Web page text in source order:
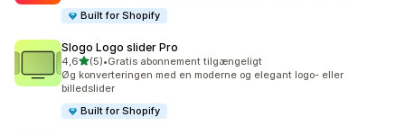
Built for Shopify
Slogo Logo slider Pro
4,6ud af 5 stjerner
(5)
5 anmeldelser i alt
•Gratis abonnement tilgængeligt
Øg konverteringen med en moderne og elegant logo- eller
billedslider
Built for Shopify